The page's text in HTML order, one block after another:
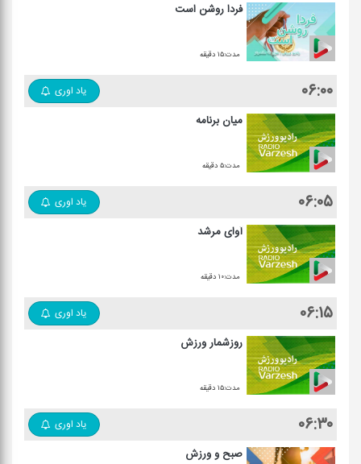
فردا روشن است
مدت:۱۵ دقیقه
۰۶:۰۰ یاد اوری
میان برنامه
مدت:۵ دقیقه
۰۶:۰۵ یاد اوری
آوای مرشد
مدت:۱۰ دقیقه
۰۶:۱۵ یاد اوری
روزشمار ورزش
مدت:۱۵ دقیقه
۰۶:۳۰ یاد اوری
صبح و ورزش